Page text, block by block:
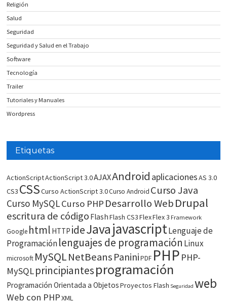
Religión
Salud
Seguridad
Seguridad y Salud en el Trabajo
Software
Tecnología
Trailer
Tutoriales y Manuales
Wordpress
Etiquetas
ActionScriptActionScript 3.0AJAXAndroid aplicacionesAS 3.0
CS3 CSSCurso ActionScript 3.0Curso Android Curso Java
Curso MySQLCurso PHP Desarrollo WebDrupal
escritura de código FlashFlash CS3FlexFlex 3 Framework
Google html HTTP ideJavajavascriptLenguaje de
Programaciónlenguajes de programación Linux
microsoft MySQLNetBeans Panini PDF PHP PHP-
MySQLprincipiantesprogramación
Programación Orientada a ObjetosProyectos Flash Seguridad web
Web con PHPXML